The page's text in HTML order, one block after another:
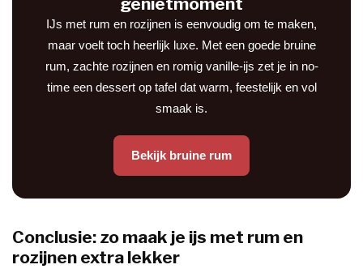
IJs met rum en rozijnen is eenvoudig om te maken,
maar voelt toch heerlijk luxe. Met een goede bruine
rum, zachte rozijnen en romig vanille-ijs zet je in no-
time een dessert op tafel dat warm, feestelijk en vol
smaak is.
Bekijk bruine rum
Conclusie: zo maak je ijs met rum en
rozijnen extra lekker